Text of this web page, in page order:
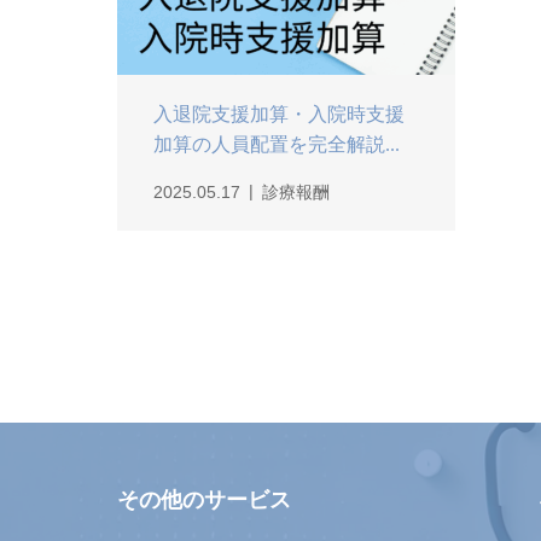
入退院支援加算・入院時支援
加算の人員配置を完全解説...
2025.05.17 診療報酬
その他のサービス